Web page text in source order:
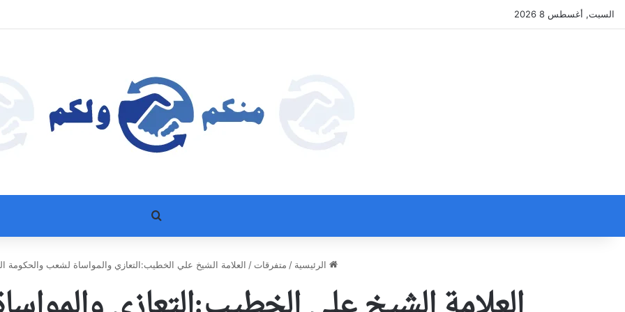
السبت, أغسطس 8 2026
بحث عن
الرئيسية / متفرقات / العلامة الشيخ علي الخطيب:التعازي والمواساة لشعب والحكومة